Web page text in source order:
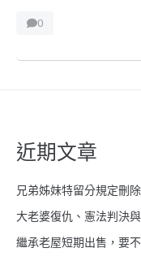
0
近期文章
兄弟姊妹特留分規定刪
大老婆復仇、憲法判決
繼承老屋短期出售，要